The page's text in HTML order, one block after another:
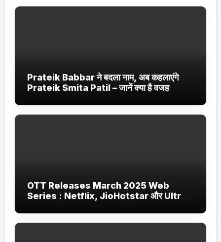
Prateik Babbar ने बदला नाम, अब कहलाएंगे
Prateik Smita Patil – जानें क्या है वजह
OTT Releases March 2025 Web
Series : Netflix, JioHotstar और Ultra